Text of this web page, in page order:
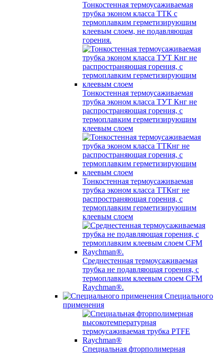
Тонкостенная термоусаживаемая
трубка эконом класса ТТК с
термоплавким герметизирующим
клеевым слоем, не подавляющая
горения.
Тонкостенная термоусаживаемая
трубка эконом класса ТУТ Кнг не
распространяющая горения, с
термоплавким герметизирующим
клеевым слоем
Тонкостенная термоусаживаемая
трубка эконом класса ТТКнг не
распространяющая горения, с
термоплавким герметизирующим
клеевым слоем
Среднестенная термоусаживаемая
трубка не подавляющая горения, с
термоплавким клеевым слоем CFM
Raychman®.
Специального
применения
Специальная фторполимерная